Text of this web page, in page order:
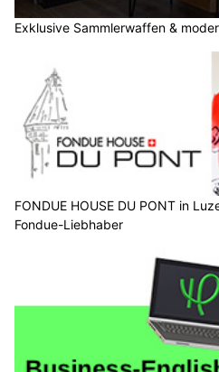
Exklusive Sammlerwaffen &
FONDUE HOUSE DU PONT in
Fondue-Liebhaber